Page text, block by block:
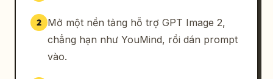
2
Mở một nền tảng hỗ trợ GPT Image 2,
chẳng hạn như YouMind, rồi dán prompt
vào.